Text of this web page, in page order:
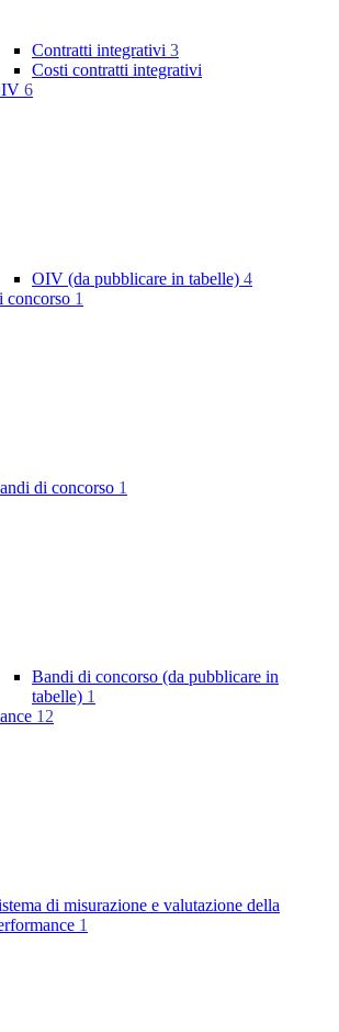
Contratti integrativi 3
Costi contratti integrativi
6
OIV (da pubblicare in tabelle) 4
concorso 1
di concorso 1
Bandi di concorso (da pubblicare in
tabelle) 1
12
di misurazione e valutazione della
1